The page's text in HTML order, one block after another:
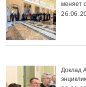
меняет
Доклад